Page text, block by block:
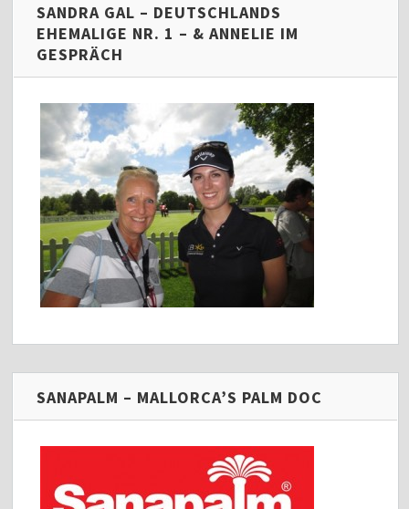
SANDRA GAL – DEUTSCHLANDS
EHEMALIGE NR. 1 – & ANNELIE IM
GESPRÄCH
SANAPALM – MALLORCA’S PALM DOC